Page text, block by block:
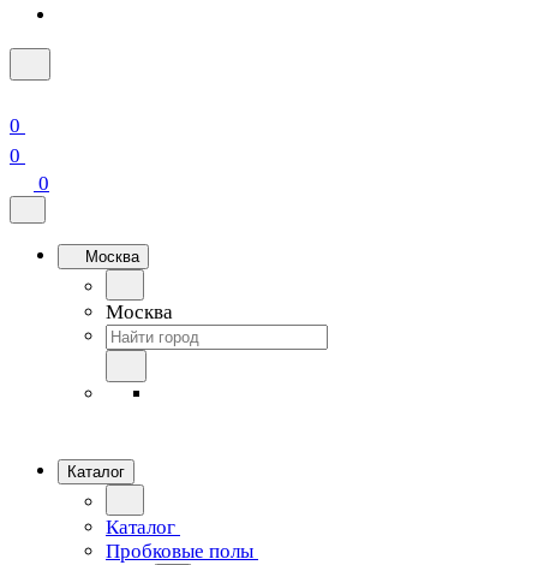
0
0
0
Москва
Москва
Каталог
Каталог
Пробковые полы